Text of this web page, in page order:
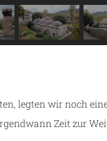
legten wir noch
Zeit zur